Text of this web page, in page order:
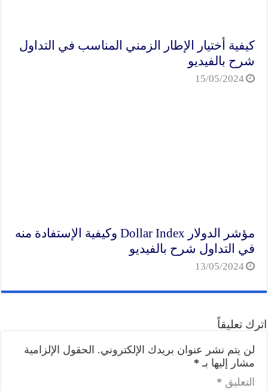
كيفية أختيار الإطار الزمني المناسب في التداول
شرح بالفيديو
15/05/2024
مؤشر الدولار Dollar Index وكيفية الإستفادة منه
في التداول شرح بالفيديو
13/05/2024
اترك تعليقاً
لن يتم نشر عنوان بريدك الإلكتروني. الحقول الإلزامية
مشار إليها بـ *
التعليق *